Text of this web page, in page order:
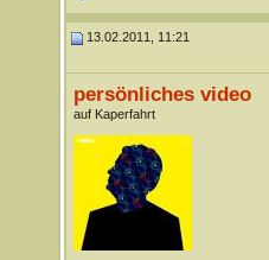
13.02.2011, 11:21
persönliches video
auf Kaperfahrt